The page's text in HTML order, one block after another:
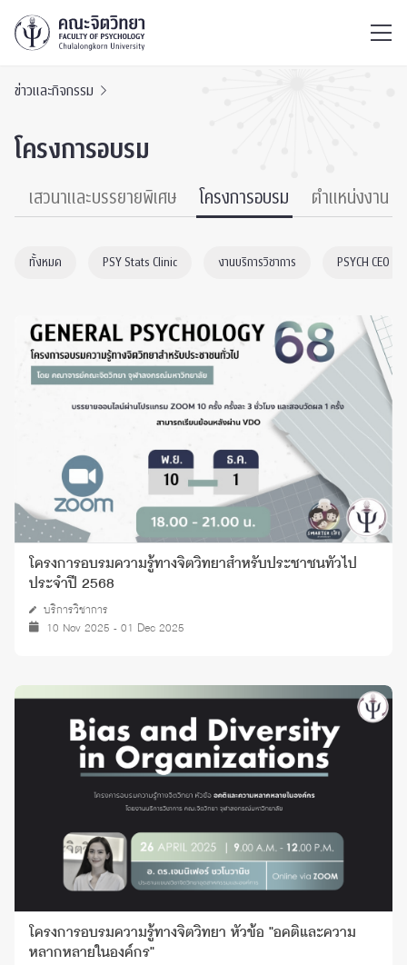
ข่าวและกิจกรรม
โครงการอบรม
เสวนาและบรรยายพิเศษ โครงการอบรม ตำแหน่งงาน
ทั้งหมด PSY Stats Clinic งานบริการวิชาการ PSYCH CEO
โครงการอบรมความรู้ทางจิตวิทยาสำหรับประชาชนทั่วไป
ประจำปี 2568
บริการวิชาการ
10 Nov 2025 - 01 Dec 2025
โครงการอบรมความรู้ทางจิตวิทยา หัวข้อ "อคติและความ
หลากหลายในองค์กร"